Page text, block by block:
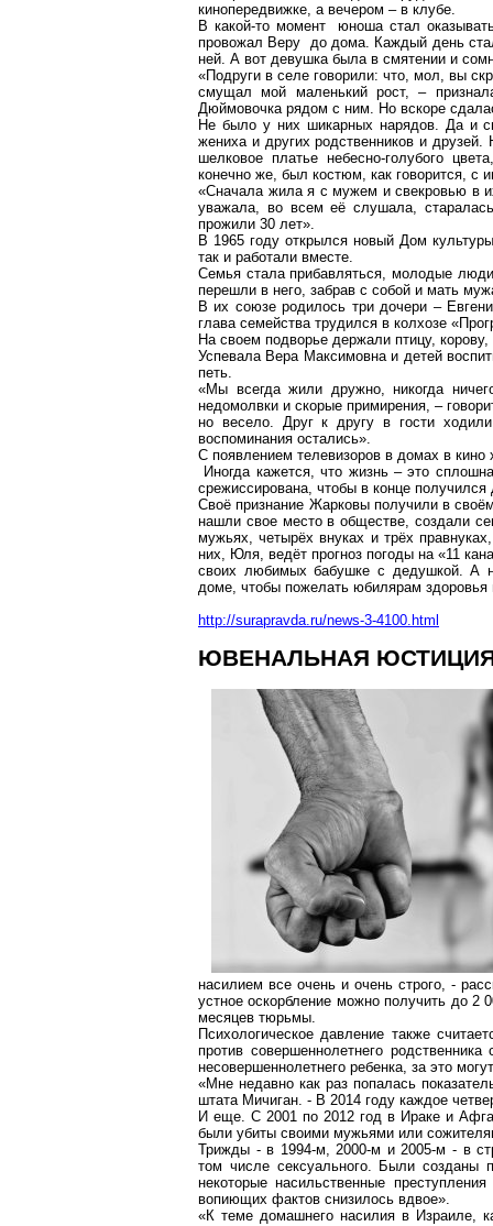
кинопередвижке, а вечером – в клубе.
В какой-то момент юноша стал
провожал Веру до дома. Каждый день
ней. А вот девушка была в смятении и
«Подруги в селе говорили: что, мол, вы
смущал мой маленький рост, –
Дюймовочкарядом с ним. Но вскоре
Не было у них шикарных нарядов. Да и
жениха и других родственников и
шелковое платье небесно-голубого
конечно же, был костюм, как говорится, с
«Сначала жила я с мужем и свекровью в
уважала, во всем её слушала,
прожили 30 лет».
В 1965 году открылся новый Дом
так и работали вместе.
Семья стала прибавляться, молодые
перешли в него, забрав с собой и мать
В их союзе родилось три дочери –
глава семейства трудился в колхозе
На своем подворье держали птицу,
Успевала Вера Максимовна и детей
петь.
«Мы всегда жили дружно, никогда
недомолвки и скорые примирения, –
но весело. Друг к другу в гости
воспоминания остались».
С появлением телевизоров в домах в кино
Иногда кажется, что жизнь – это
срежиссирована, чтобы в конце
Своё признание Жарковыполучили в
нашли свое место в обществе, создали
мужьях, четырёх внуках и трёх
них, Юля, ведёт прогноз погоды на «11
своих любимых бабушке с дедушкой. А
доме, чтобы пожелать юбилярам
http://surapravda.ru/news-3-4100.html
ЮВЕНАЛЬНАЯ
насилием все очень и очень строго, -
устное оскорбление можно получить до 2
месяцев тюрьмы.
Психологическое давление также
против совершеннолетнего
несовершеннолетнего ребенка, за это
«Мне недавно как раз попалась
штата Мичиган. - В 2014 году каждое
И еще. С 2001 по 2012 год в Ираке и
были убиты своими мужьями или
Трижды - в 1994-м, 2000-м и 2005-м - в
том числе сексуального. Были созданы
некоторые насильственные
вопиющих фактов снизилось вдвое».
«К теме домашнего насилия в Израиле,